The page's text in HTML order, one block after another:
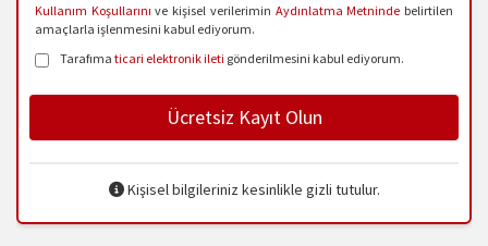
Kullanım Koşullarını ve kişisel verilerimin Aydınlatma Metninde belirtilen
amaçlarla işlenmesini kabul ediyorum.
Tarafıma ticari elektronik ileti gönderilmesini kabul ediyorum.
Ücretsiz Kayıt Olun
Kişisel bilgileriniz kesinlikle gizli tutulur.